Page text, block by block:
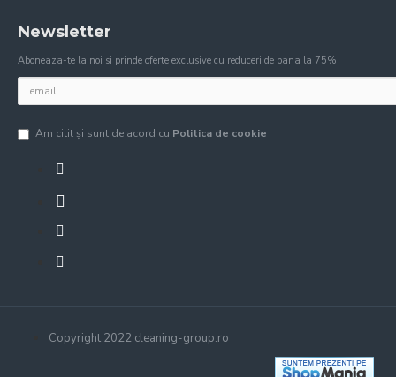
Newsletter
Aboneaza-te la noi si prinde oferte exclusive cu reduceri de pana la 75%
Am citit şi sunt de acord cu Politica de cookie
Copyright 2022 cleaning-group.ro